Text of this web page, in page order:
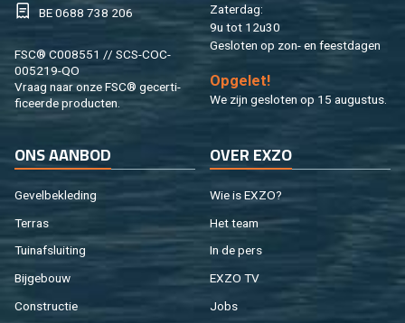
BE 0688 738 206
FSC® C008551 // SCS-COC-
005219-QO
Vraag naar onze FSC® ge­cer­ti­
fi­ceer­de pro­duc­ten.
Za­ter­dag:
9u tot 12u30
Ge­slo­ten op zon- en feest­da­gen
Op­ge­let!
We zijn ge­slo­ten op 15 au­gus­tus.
ONS AAN­BOD
Ge­vel­be­kle­ding
Ter­ras
Tuin­af­slui­ting
Bij­ge­bouw
Con­struc­tie
OVER EXZO
Wie is EXZO?
Het team
In de pers
EXZO TV
Jobs